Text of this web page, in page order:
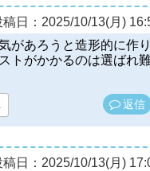
稿日：2025/10/13(月)
があろうと造形的に作
トがかかるのは選ばれ
返信
稿日：2025/10/13(月)